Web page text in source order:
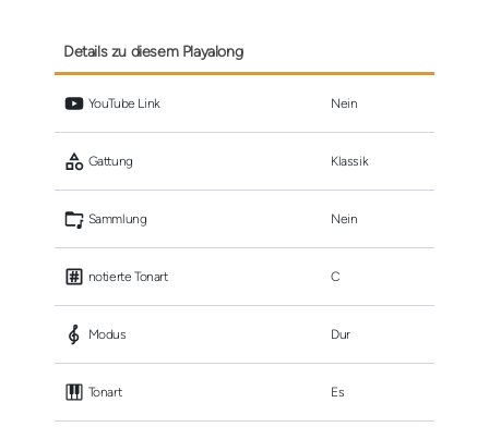
Details zu diesem Playalong
YouTube Link Nein
Gattung Klassik
Sammlung Nein
notierte Tonart C
Modus Dur
Tonart Es